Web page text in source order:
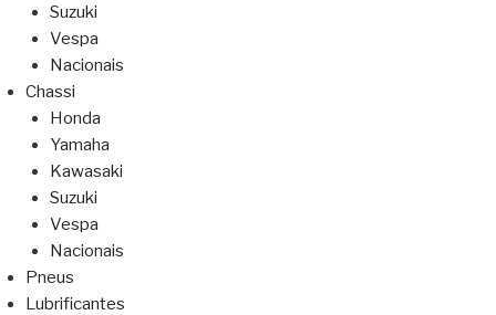
Suzuki
Vespa
Nacionais
Chassi
Honda
Yamaha
Kawasaki
Suzuki
Vespa
Nacionais
Pneus
Lubrificantes